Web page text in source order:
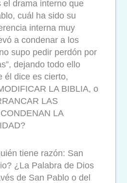
el drama interno que
cuál ha sido su
interna muy
a condenar a los
supo pedir perdón por
dejando todo ello
él dice es cierto,
LA BIBLIA, o
LAS
LA
tiene razón: San
¿La Palabra de Dios
de San Pablo o del